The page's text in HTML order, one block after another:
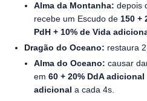
Alma da Montanha: depois
recebe um Escudo de 150 +
PdH + 10% de Vida
Dragão do Oceano: restaura
Alma do Oceano: causar
em 60 + 20% DdA adicional
adicional a cada 4s.